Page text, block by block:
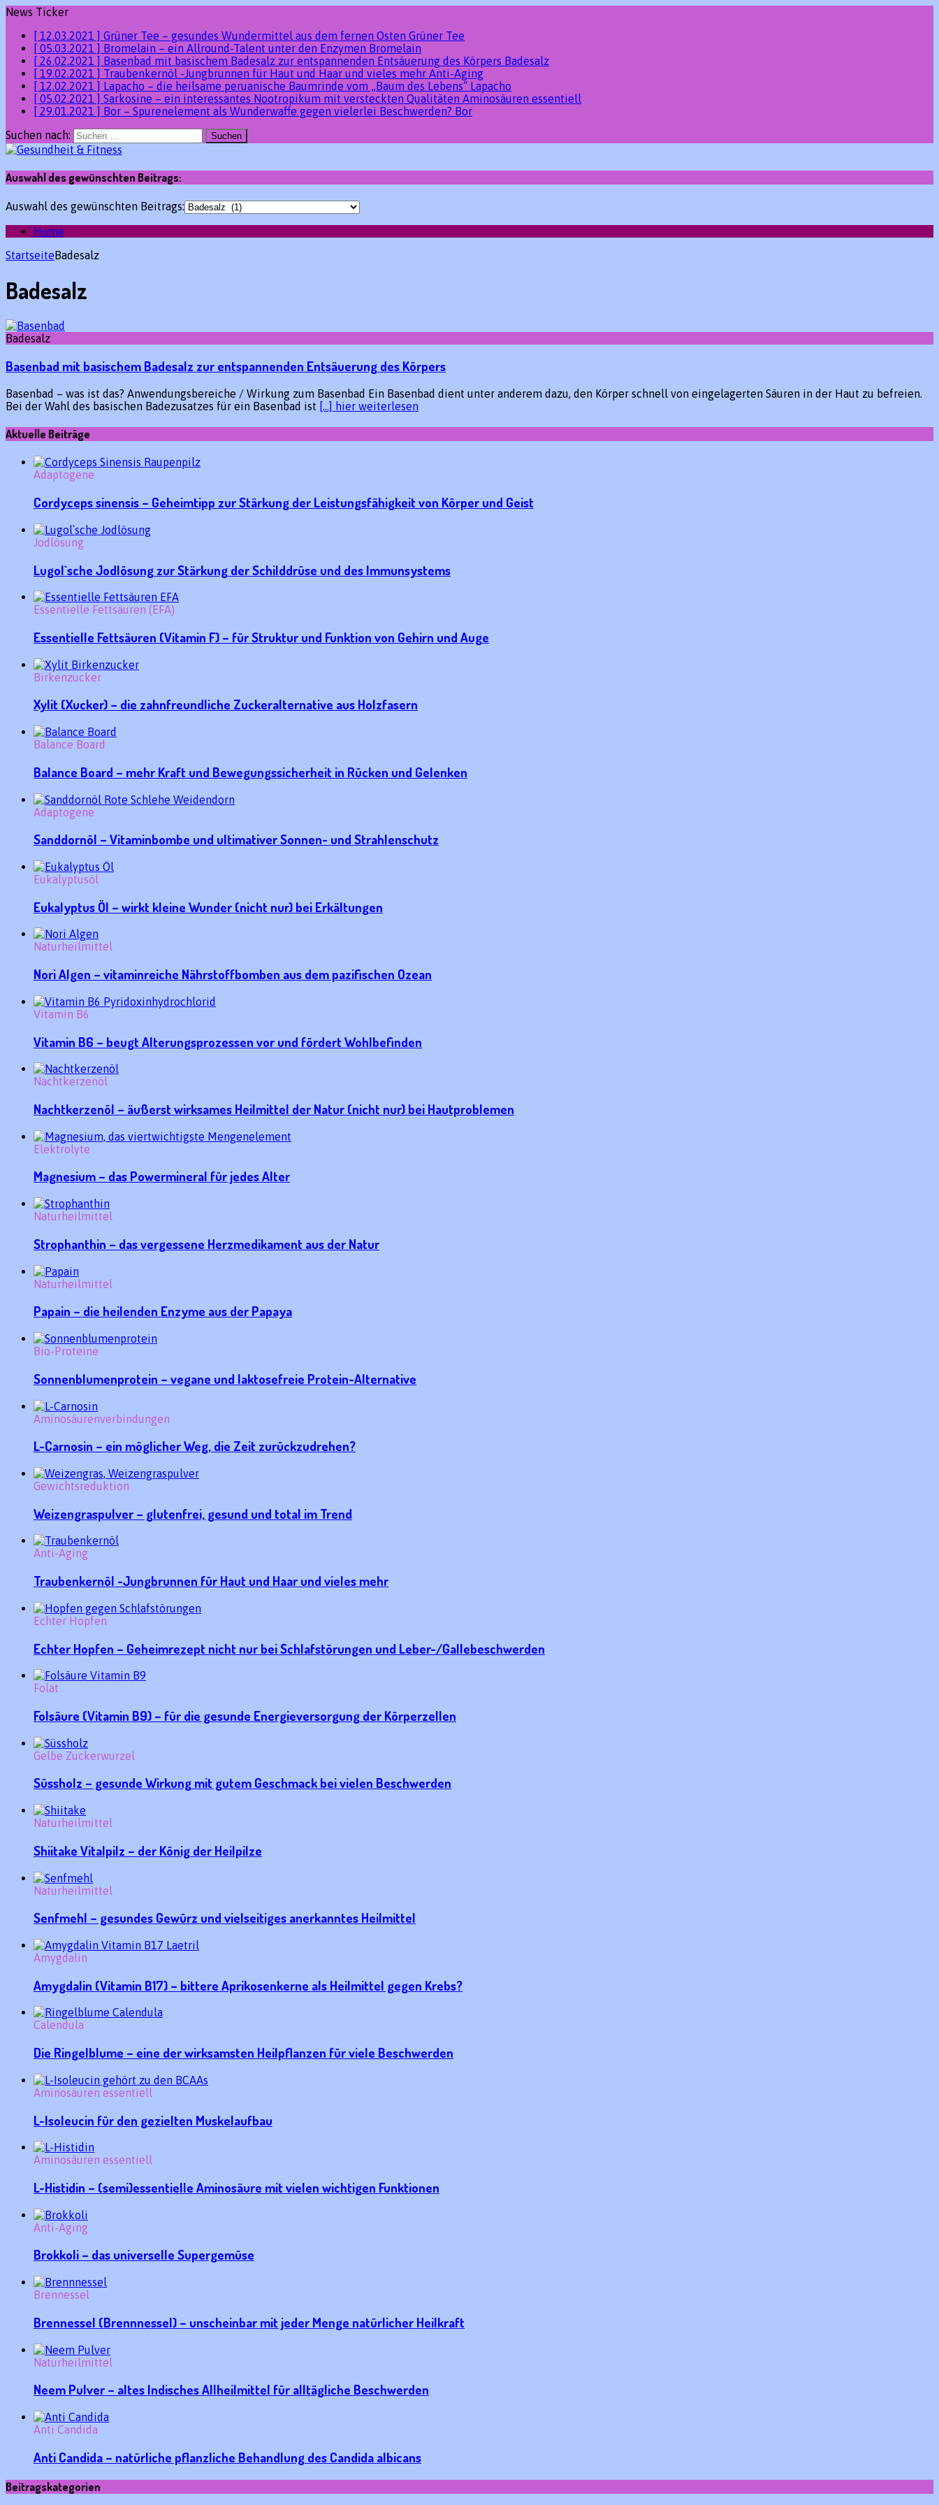
News Ticker
[ 12.03.2021 ] Grüner Tee – gesundes Wundermittel aus dem fernen Osten Grüner Tee
[ 05.03.2021 ] Bromelain – ein Allround-Talent unter den Enzymen Bromelain
[ 26.02.2021 ] Basenbad mit basischem Badesalz zur entspannenden Entsäuerung des Körpers Badesalz
[ 19.02.2021 ] Traubenkernöl -Jungbrunnen für Haut und Haar und vieles mehr Anti-Aging
[ 12.02.2021 ] Lapacho – die heilsame peruanische Baumrinde vom „Baum des Lebens“ Lapacho
[ 05.02.2021 ] Sarkosine – ein interessantes Nootropikum mit versteckten Qualitäten Aminosäuren essentiell
[ 29.01.2021 ] Bor – Spurenelement als Wunderwaffe gegen vielerlei Beschwerden? Bor
Suchen nach:
Auswahl des gewünschten Beitrags:
Auswahl des gewünschten Beitrags:
Home
StartseiteBadesalz
Badesalz
Badesalz
Basenbad mit basischem Badesalz zur entspannenden Entsäuerung des Körpers
Basenbad – was ist das? Anwendungsbereiche / Wirkung zum Basenbad Ein Basenbad dient unter anderem dazu, den Körper schnell von eingelagerten Säuren in der Haut zu befreien.
Bei der Wahl des basischen Badezusatzes für ein Basenbad ist […] hier weiterlesen
Aktuelle Beiträge
Adaptogene
Cordyceps sinensis – Geheimtipp zur Stärkung der Leistungsfähigkeit von Körper und Geist
Jodlösung
Lugol`sche Jodlösung zur Stärkung der Schilddrüse und des Immunsystems
Essentielle Fettsäuren (EFA)
Essentielle Fettsäuren (Vitamin F) – für Struktur und Funktion von Gehirn und Auge
Birkenzucker
Xylit (Xucker) – die zahnfreundliche Zuckeralternative aus Holzfasern
Balance Board
Balance Board – mehr Kraft und Bewegungssicherheit in Rücken und Gelenken
Adaptogene
Sanddornöl – Vitaminbombe und ultimativer Sonnen- und Strahlenschutz
Eukalyptusöl
Eukalyptus Öl – wirkt kleine Wunder (nicht nur) bei Erkältungen
Naturheilmittel
Nori Algen – vitaminreiche Nährstoffbomben aus dem pazifischen Ozean
Vitamin B6
Vitamin B6 – beugt Alterungsprozessen vor und fördert Wohlbefinden
Nachtkerzenöl
Nachtkerzenöl – äußerst wirksames Heilmittel der Natur (nicht nur) bei Hautproblemen
Elektrolyte
Magnesium – das Powermineral für jedes Alter
Naturheilmittel
Strophanthin – das vergessene Herzmedikament aus der Natur
Naturheilmittel
Papain – die heilenden Enzyme aus der Papaya
Bio-Proteine
Sonnenblumenprotein – vegane und laktosefreie Protein-Alternative
Aminosäurenverbindungen
L-Carnosin – ein möglicher Weg, die Zeit zurückzudrehen?
Gewichtsreduktion
Weizengraspulver – glutenfrei, gesund und total im Trend
Anti-Aging
Traubenkernöl -Jungbrunnen für Haut und Haar und vieles mehr
Echter Hopfen
Echter Hopfen – Geheimrezept nicht nur bei Schlafstörungen und Leber-/Gallebeschwerden
Folat
Folsäure (Vitamin B9) – für die gesunde Energieversorgung der Körperzellen
Gelbe Zuckerwurzel
Süssholz – gesunde Wirkung mit gutem Geschmack bei vielen Beschwerden
Naturheilmittel
Shiitake Vitalpilz – der König der Heilpilze
Naturheilmittel
Senfmehl – gesundes Gewürz und vielseitiges anerkanntes Heilmittel
Amygdalin
Amygdalin (Vitamin B17) – bittere Aprikosenkerne als Heilmittel gegen Krebs?
Calendula
Die Ringelblume – eine der wirksamsten Heilpflanzen für viele Beschwerden
Aminosäuren essentiell
L-Isoleucin für den gezielten Muskelaufbau
Aminosäuren essentiell
L-Histidin – (semi)essentielle Aminosäure mit vielen wichtigen Funktionen
Anti-Aging
Brokkoli – das universelle Supergemüse
Brennessel
Brennessel (Brennnessel) – unscheinbar mit jeder Menge natürlicher Heilkraft
Naturheilmittel
Neem Pulver – altes Indisches Allheilmittel für alltägliche Beschwerden
Anti Candida
Anti Candida – natürliche pflanzliche Behandlung des Candida albicans
Beitragskategorien